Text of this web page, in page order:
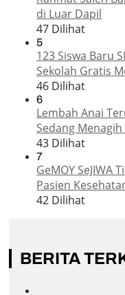
di Luar Dapil
47 Dilihat
5
123 Siswa Baru
Sekolah Gratis
46 Dilihat
6
Lembah Anai
Sedang
43 Dilihat
7
GeMOY SeJIWA
Pasien
42 Dilihat
BERITA